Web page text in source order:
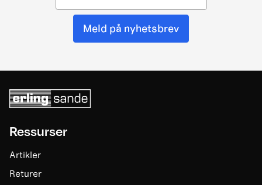
Meld på nyhetsbrev
Ressurser
Artikler
Returer